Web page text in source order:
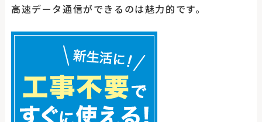
高速データ通信ができるのは魅力的です。